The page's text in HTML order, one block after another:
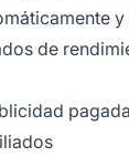
de